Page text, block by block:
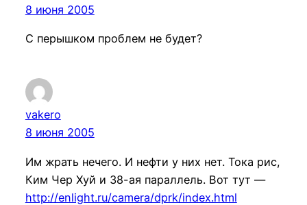
8 июня 2005
С перышком проблем не будет?
vakero
8 июня 2005
Им жрать нечего. И нефти у них нет. Тока рис,
Ким Чер Хуй и 38-ая параллель. Вот тут —
http://enlight.ru/camera/dprk/index.html